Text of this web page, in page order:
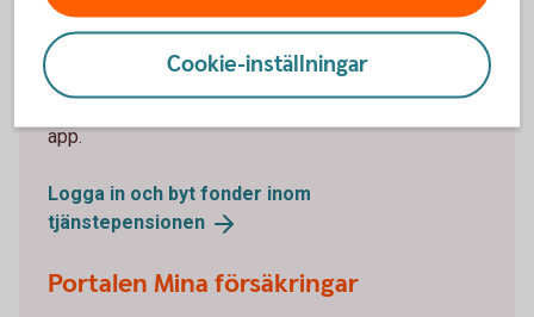
Internetbanken eller vår app
Om du är kund hos oss ser du din tjänstepension
app.
Logga in och byt fonder inom
tjänstepensionen
Portalen Mina försäkringar
Cookie-inställningar